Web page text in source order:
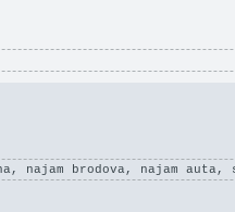
najam brodova, najam